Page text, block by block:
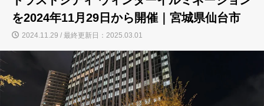
を2024年11月29日から開催｜宮城県仙台市
2024.11.29 / 最終更新日：2025.03.01